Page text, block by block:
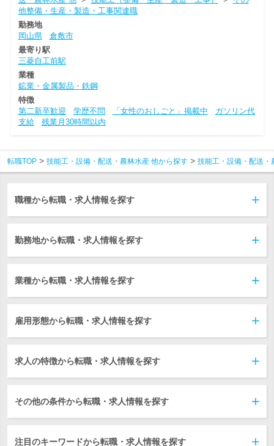
他整備・生産・製造・工事関連職
勤務地
岡山県
倉敷市
最寄り駅
三菱自工前駅
業種
鉱業・金属製品・鉄鋼
特徴
第二新卒歓迎
学歴不問 「女性のおしごと」掲載中
ガソリン代
支給
残業月30時間以内
転職TOP 技能工・設備・配送・農林水産 他から探す 技能工・設備・配送・
職種から転職・求人情報を探す
勤務地から転職・求人情報を探す
業種から転職・求人情報を探す
雇用形態から転職・求人情報を探す
求人の特徴から転職・求人情報を探す
その他の条件から転職・求人情報を探す
注目のキーワードから転職・求人情報を探す